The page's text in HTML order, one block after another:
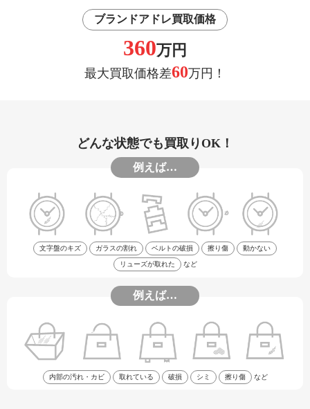
ブランドアドレ買取価格
360万円
最大買取価格差60万円！
どんな状態でも買取りOK！
例えば…
文字盤のキズ ガラスの割れ ベルトの破損 擦り傷 動かない
リューズが取れた など
例えば…
内部の汚れ・カビ 取れている 破損 シミ 擦り傷 など